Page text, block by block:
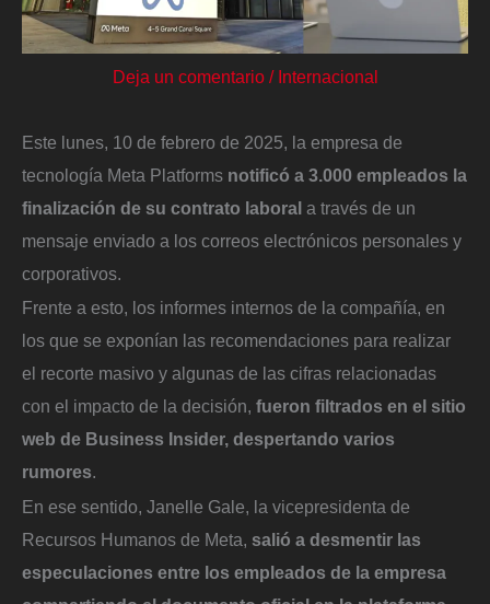
Deja un comentario / Internacional
Este lunes, 10 de febrero de 2025, la empresa de
tecnología Meta Platforms notificó a 3.000 empleados la
finalización de su contrato laboral a través de un
mensaje enviado a los correos electrónicos personales y
corporativos.
Frente a esto, los informes internos de la compañía, en
los que se exponían las recomendaciones para realizar
el recorte masivo y algunas de las cifras relacionadas
con el impacto de la decisión, fueron filtrados en el sitio
web de Business Insider, despertando varios
rumores.
En ese sentido, Janelle Gale, la vicepresidenta de
Recursos Humanos de Meta, salió a desmentir las
especulaciones entre los empleados de la empresa